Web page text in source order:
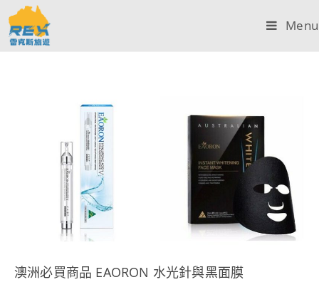
Menu
澳洲必買商品 EAORON 水光針與黑面膜